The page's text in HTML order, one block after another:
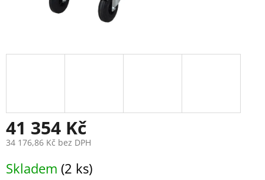
41 354 Kč
34 176,86 Kč bez DPH
cena:
Skladem (2 ks)